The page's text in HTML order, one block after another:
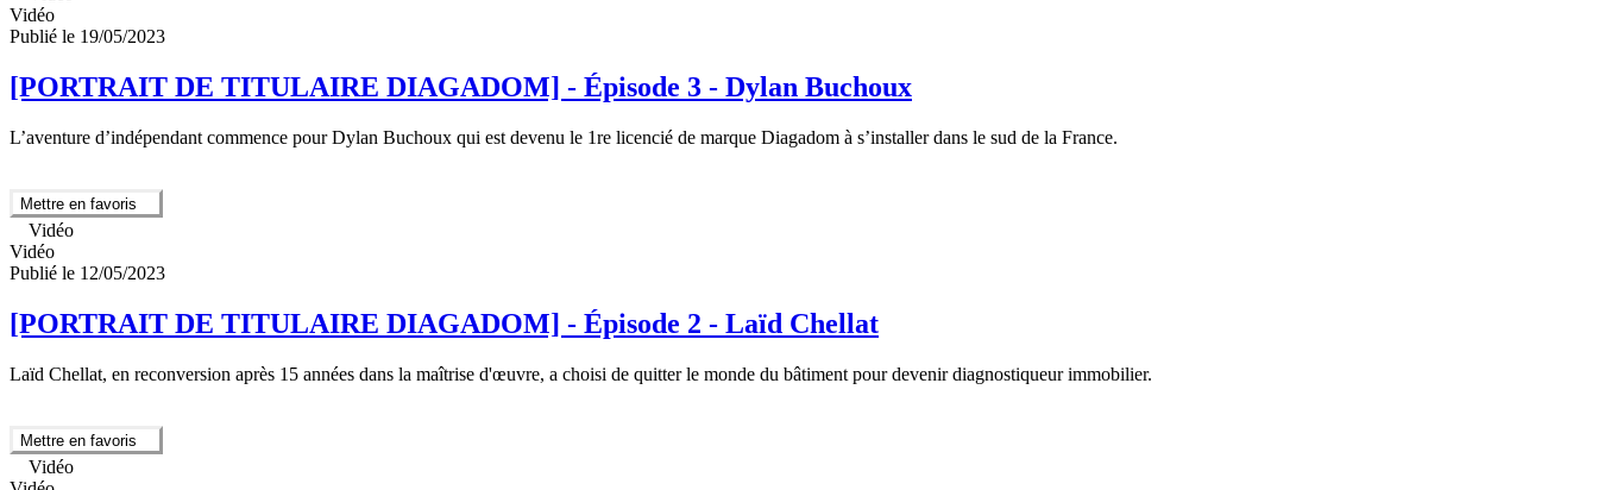
Vidéo
Publié le 19/05/2023
[PORTRAIT DE TITULAIRE DIAGADOM] - Épisode 3 - Dylan Buchoux
L’aventure d’indépendant commence pour Dylan Buchoux qui est devenu le 1re licencié de marque Diagadom à s’installer dans le sud de la France.
Mettre en favoris
Vidéo
Vidéo
Publié le 12/05/2023
[PORTRAIT DE TITULAIRE DIAGADOM] - Épisode 2 - Laïd Chellat
Laïd Chellat, en reconversion après 15 années dans la maîtrise d'œuvre, a choisi de quitter le monde du bâtiment pour devenir diagnostiqueur immobilier.
Mettre en favoris
Vidéo